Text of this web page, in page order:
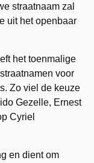
straatnaam zal
uit het openbaar
het toenmalige
voor
Zo viel de keuze
Gezelle, Ernest
Cyriel
en dient om